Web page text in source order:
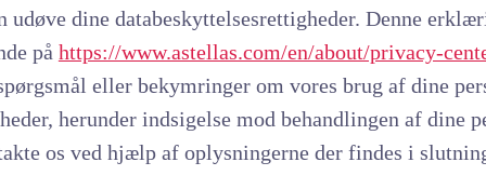
udøve dine databeskyttelsesrettigheder. Denne
på https://www.astellas.com/en/about/privacy-
eller bekymringer om vores brug af dine
herunder indsigelse mod behandlingen af dine
os ved hjælp af oplysningerne der findes i